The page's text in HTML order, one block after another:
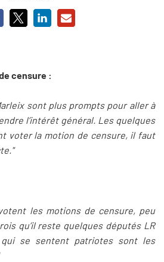
censure :
sont plus prompts pour aller à
l’intérêt général. Les quelques
voter la motion de censure, il faut
les motions de censure, peu
qu’il reste quelques députés LR
qui se sentent patriotes sont les